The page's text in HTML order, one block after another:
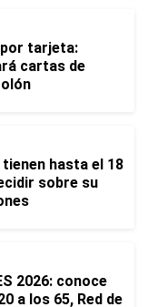
por tarjeta:
cartas de
hasta el 18
sobre su
2026: conoce
a los 65, Red de